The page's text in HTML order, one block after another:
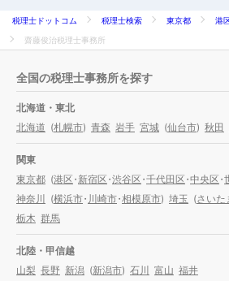
税理士ドットコム 税理士検索 東京都 港
齋藤俊治税理士事務所
全国の税理士事務所を探す
北海道・東北
北海道 (札幌市) 青森 岩手 宮城 (仙台市) 秋田
関東
東京都 (港区・新宿区・渋谷区・千代田区・中央区・
神奈川 (横浜市・川崎市・相模原市) 埼玉 (さいた
栃木 群馬
北陸・甲信越
山梨 長野 新潟 (新潟市) 石川 富山 福井